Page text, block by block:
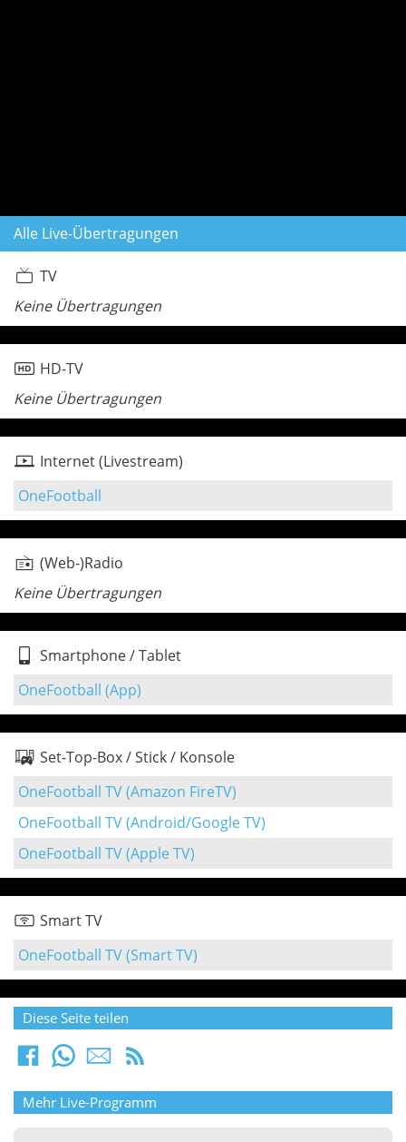
Alle Live-Übertragungen
TV
Keine Übertragungen
HD-TV
Keine Übertragungen
Internet (Livestream)
OneFootball
(Web-)Radio
Keine Übertragungen
Smartphone / Tablet
OneFootball (App)
Set-Top-Box / Stick / Konsole
OneFootball TV (Amazon FireTV)
OneFootball TV (Android/Google TV)
OneFootball TV (Apple TV)
Smart TV
OneFootball TV (Smart TV)
Diese Seite teilen
Mehr Live-Programm